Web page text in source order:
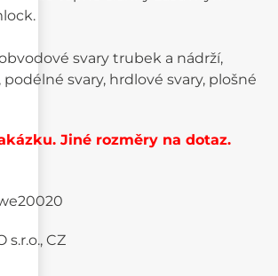
svary trubek a nádrží,
svary, hrdlové svary, plošné
Jiné rozměry na dotaz.
s.r.o., CZ